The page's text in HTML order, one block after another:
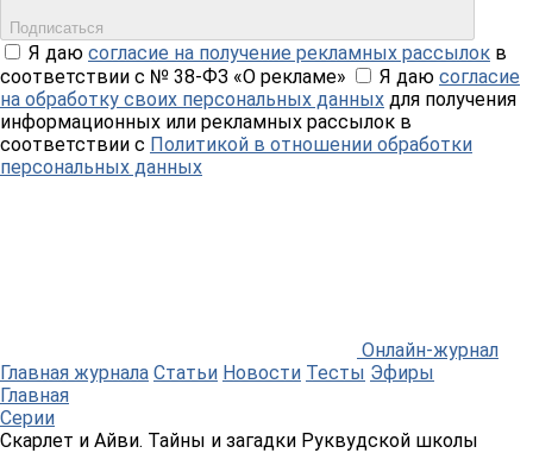
Подписаться
Я даю согласие на получение рекламных рассылок в
соответствии с № 38-ФЗ «О рекламе»
Я даю согласие
на обработку своих персональных данных для получения
информационных или рекламных рассылок в
соответствии с Политикой в отношении обработки
персональных данных
Онлайн-журнал
Главная журнала Статьи Новости Тесты Эфиры
Главная
Серии
Скарлет и Айви. Тайны и загадки Руквудской школы